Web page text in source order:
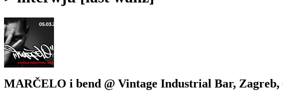
MARČELO i bend @ Vintage Industrial Bar, Zagreb,